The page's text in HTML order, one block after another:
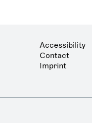
Accessibility
Contact
Imprint